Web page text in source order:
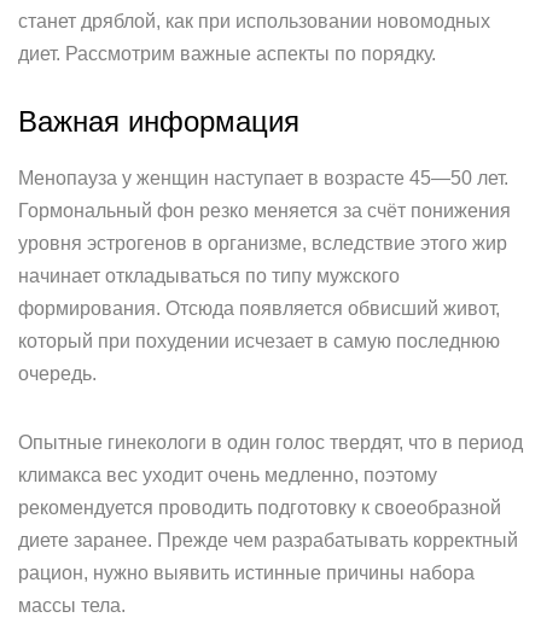
станет дряблой, как при использовании новомодных
диет. Рассмотрим важные аспекты по порядку.
Важная информация
Менопауза у женщин наступает в возрасте 45—50 лет.
Гормональный фон резко меняется за счёт понижения
уровня эстрогенов в организме, вследствие этого жир
начинает откладываться по типу мужского
формирования. Отсюда появляется обвисший живот,
который при похудении исчезает в самую последнюю
очередь.
Опытные гинекологи в один голос твердят, что в период
климакса вес уходит очень медленно, поэтому
рекомендуется проводить подготовку к своеобразной
диете заранее. Прежде чем разрабатывать корректный
рацион, нужно выявить истинные причины набора
массы тела.